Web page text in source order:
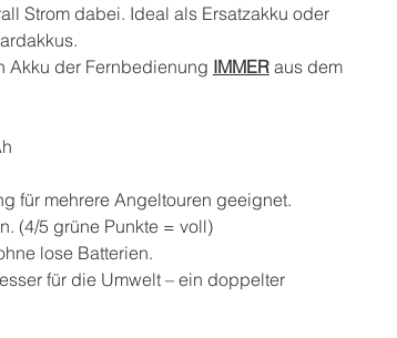
Strom dabei. Ideal als Ersatzakku oder
Akku der Fernbedienung IMMERaus dem
für mehrere Angeltouren geeignet.
(4/5 grüne Punkte = voll)
lose Batterien.
für die Umwelt – ein doppelter